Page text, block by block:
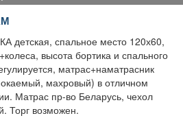
Компании
детская, спальное место 120х60,
высота бортика и спального
матрас+наматрасник
махровый) в отличном
Матрас пр-во Беларусь, чехол
Торг возможен.